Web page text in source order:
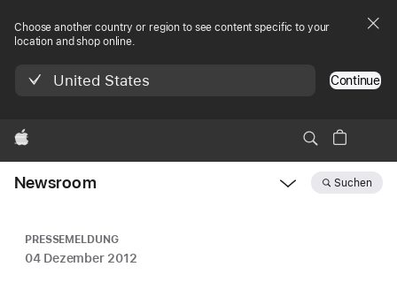
Choose another country or region to see content specific to your
location and shop online.
United States Continue
Apple
Newsroom Suchen
PRESSEMELDUNG
04 Dezember 2012